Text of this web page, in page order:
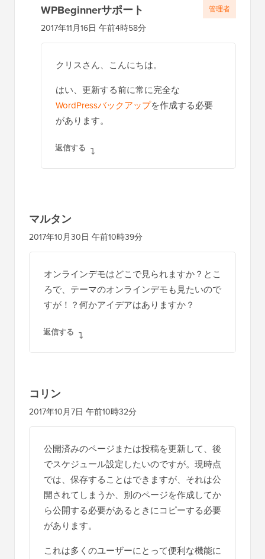
WPBeginnerサポート
2017年11月16日 午前4時58分
クリスさん、こんにちは。
はい、更新する前に常に完全な
WordPressバックアップを作成する必要
があります。
返信する
管理者
マルタン
2017年10月30日 午前10時39分
オンラインデモはどこで見られますか？とこ
ろで、テーマのオンラインデモも見たいので
すが！？何かアイデアはありますか？
返信する
コリン
2017年10月7日 午前10時32分
公開済みのページまたは投稿を更新して、後
でスケジュール設定したいのですが。現時点
では、保存することはできますが、それは公
開されてしまうか、別のページを作成してか
ら公開する必要があるときにコピーする必要
があります。
これは多くのユーザーにとって便利な機能に